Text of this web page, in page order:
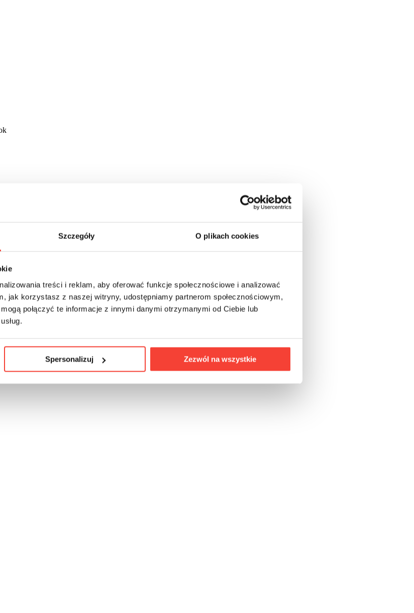
Szczegóły O plikach cookies
treści i reklam, aby oferować funkcje społecznościowe i analizować
jak korzystasz z naszej witryny, udostępniamy partnerom społecznościowym,
połączyć te informacje z innymi danymi otrzymanymi od Ciebie lub
Spersonalizuj Zezwól na wszystkie